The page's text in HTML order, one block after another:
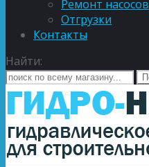
Ремонт насосов
Отгрузки
Контакты
Найти: